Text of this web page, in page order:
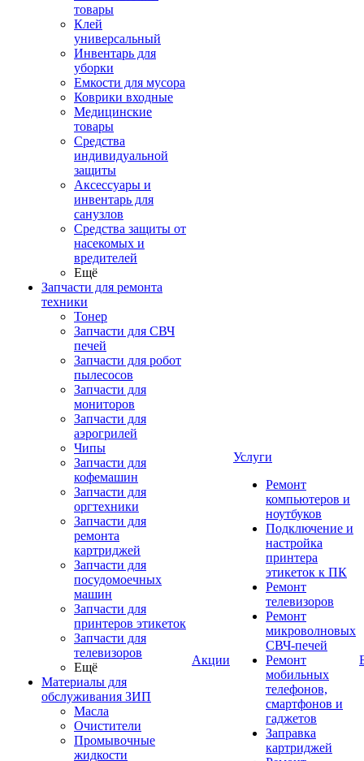
товары
Клей
универсальный
Инвентарь для
уборки
Емкости для мусора
Коврики входные
Медицинские
товары
Средства
индивидуальной
защиты
Аксессуары и
инвентарь для
санузлов
Средства защиты от
насекомых и
вредителей
Ещё
Запчасти для ремонта
техники
Тонер
Запчасти для СВЧ
печей
Запчасти для робот
пылесосов
Запчасти для
мониторов
Запчасти для
аэрогрилей
Чипы
Запчасти для
кофемашин
Запчасти для
оргтехники
Запчасти для
ремонта
картриджей
Запчасти для
посудомоечных
машин
Запчасти для
принтеров этикеток
Запчасти для
телевизоров
Ещё
Материалы для
обслуживания ЗИП
Масла
Очистители
Промывочные
жидкости
Акции
Услуги
Ремонт
компьютеров и
ноутбуков
Подключение и
настройка
принтера
этикеток к ПК
Ремонт
телевизоров
Ремонт
микроволновых
СВЧ-печей
Ремонт
мобильных
телефонов,
смартфонов и
гаджетов
Заправка
картриджей